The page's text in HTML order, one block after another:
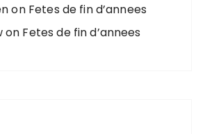
on Fetes de fin d’annees
on Fetes de fin d’annees